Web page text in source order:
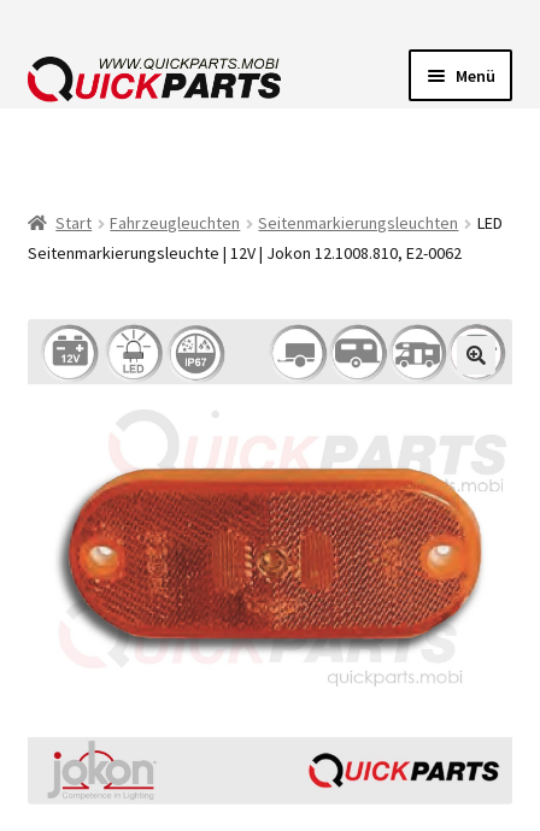
Menü
FÖRDERPUMPEN
HUPEN
Start Fahrzeugleuchten Seitenmarkierungsleuchten
LED
Seitenmarkierungsleuchte | 12V | Jokon 12.1008.810, E2-0062